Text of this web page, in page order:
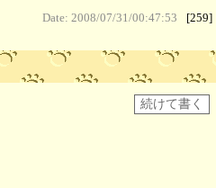
Date: 2008/07/31/00:47:53 [259]